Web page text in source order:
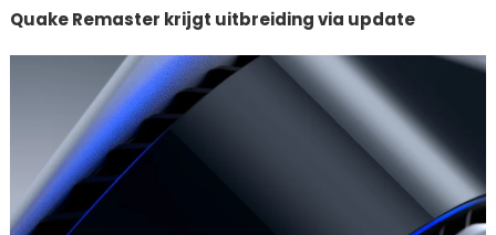
Quake Remaster krijgt uitbreiding via update